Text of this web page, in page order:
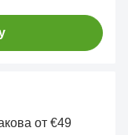
от €49